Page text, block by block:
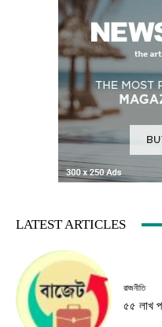
LATEST ARTICLES
রাজনীতি
৫৫ লাখ